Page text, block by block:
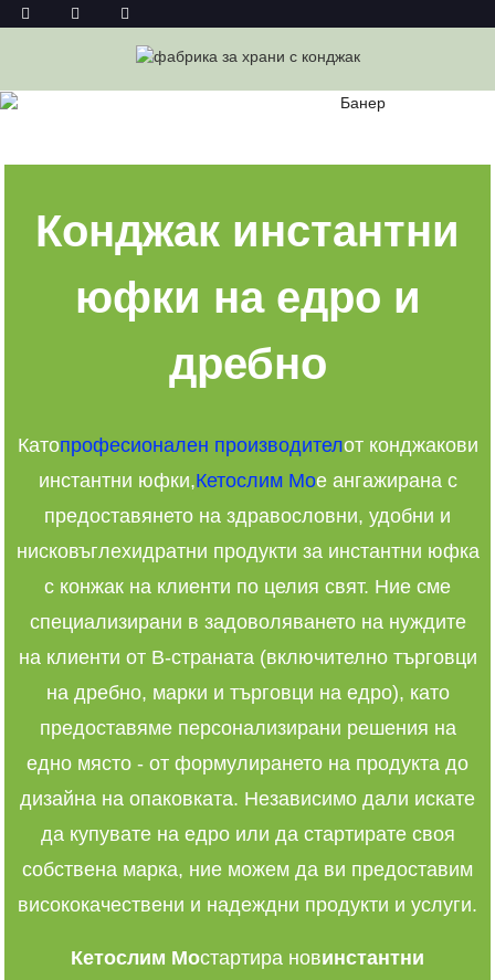
КОНДЖАК ИНСТАНТНИ ЮФКА НА
ЕДРО
Конджак инстантни
юфки на едро и
дребно
Катопрофесионален производителот конджакови
инстантни юфки,Кетослим Мое ангажирана с
предоставянето на здравословни, удобни и
нисковъглехидратни продукти за инстантни юфка
с конжак на клиенти по целия свят. Ние сме
специализирани в задоволяването на нуждите
на клиенти от B-страната (включително търговци
на дребно, марки и търговци на едро), като
предоставяме персонализирани решения на
едно място - от формулирането на продукта до
дизайна на опаковката. Независимо дали искате
да купувате на едро или да стартирате своя
собствена марка, ние можем да ви предоставим
висококачествени и надеждни продукти и услуги.
Кетослим Мостартира новинстантни